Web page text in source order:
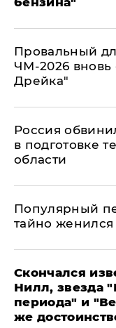
Провальный
ЧМ-2026 вновь
Дрейка"
Россия
в подготовке
области
Популярный
тайно
Скончался
Нилл, звезда
периода" и
же